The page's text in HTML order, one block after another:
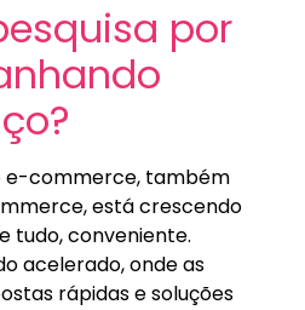
por
e-commerce, também
está crescendo
tudo, conveniente.
acelerado, onde as
rápidas e soluções